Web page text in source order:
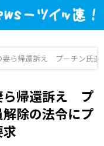
妻ら帰還訴え プーチン氏
ら帰還訴え プ
除の法令にプ